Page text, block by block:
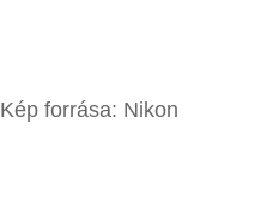
Kép forrása: Nikon